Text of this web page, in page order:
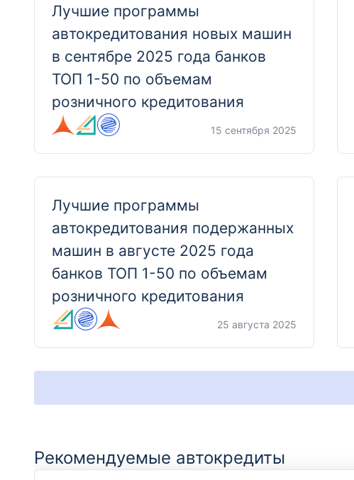
Лучшие программы
автокредитования новых машин
в сентябре 2025 года банков
ТОП 1-50 по объемам
розничного кредитования
15 сентября 2025
Лучшие программы
автокредитования подержанных
машин в августе 2025 года
банков ТОП 1-50 по объемам
розничного кредитования
25 августа 2025
Рекомендуемые автокредиты